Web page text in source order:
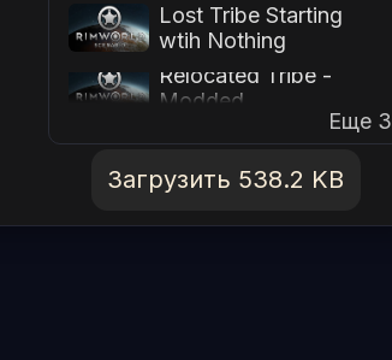
Lost Tribe Starting
wtih Nothing
Relocated Tribe -
Modded
Еще 3
Загрузить 538.2 KB